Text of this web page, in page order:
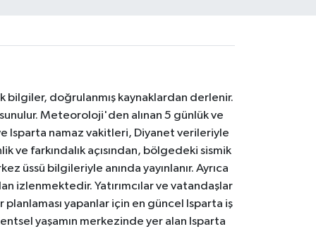
bilgiler, doğrulanmış kaynaklardan derlenir.
Meteoroloji'den alınan 5 günlük ve
Isparta namaz vakitleri, Diyanet verileriyle
ve farkındalık açısından, bölgedeki sismik
üssü bilgileriyle anında yayınlanır. Ayrıca
izlenmektedir. Yatırımcılar ve vatandaşlar
planlaması yapanlar için en güncel Isparta iş
yaşamın merkezinde yer alan Isparta